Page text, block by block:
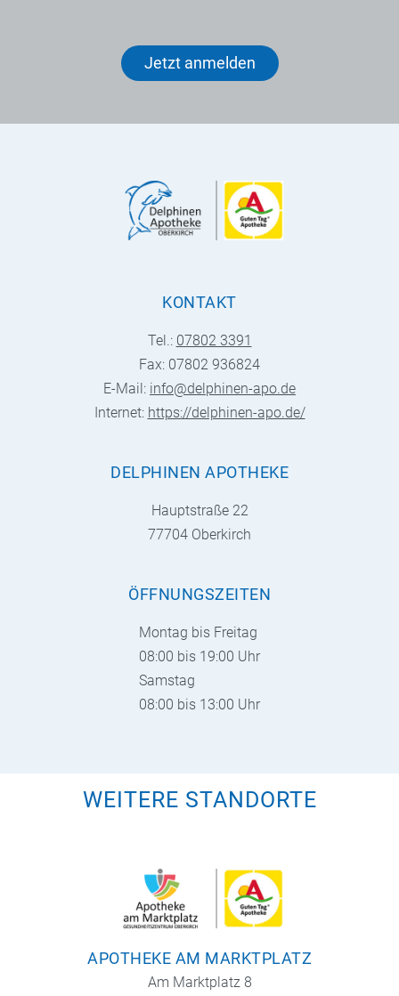
Jetzt anmelden
KONTAKT
Tel.: 07802 3391
Fax: 07802 936824
E-Mail: info@delphinen-apo.de
Internet: https://delphinen-apo.de/
DELPHINEN APOTHEKE
Hauptstraße 22
77704 Oberkirch
ÖFFNUNGSZEITEN
Montag bis Freitag
08:00 bis 19:00 Uhr
Samstag
08:00 bis 13:00 Uhr
WEITERE STANDORTE
APOTHEKE AM MARKTPLATZ
Am Marktplatz 8